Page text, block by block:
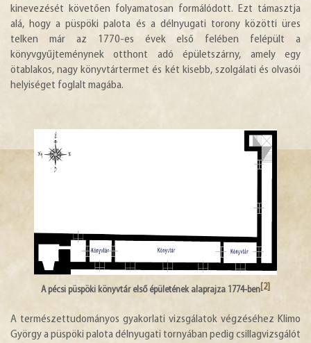
kinevezését követően folyamatosan formálódott. Ezt támasztja
alá, hogy a püspöki palota és a délnyugati torony közötti üres
telken már az 1770-es évek első felében felépült a
könyvgyűjteménynek otthont adó épületszárny, amely egy
ötablakos, nagy könyvtártermet és két kisebb, szolgálati és olvasói
helyiséget foglalt magába.
A pécsi püspöki könyvtár első épületének alaprajza 1774-ben [2]
A természettudományos gyakorlati vizsgálatok végzéséhez Klimo
György a püspöki palota délnyugati tornyában pedig csillagvizsgálót